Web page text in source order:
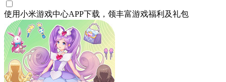
使用小米游戏中心APP下载 ，领丰富游戏福利 及礼包